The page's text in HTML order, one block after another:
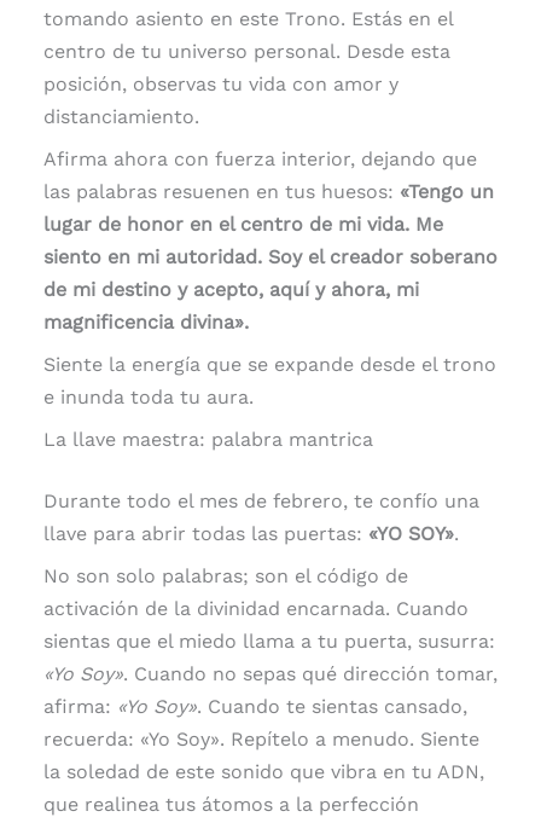
tomando asiento en este Trono. Estás en el
centro de tu universo personal. Desde esta
posición, observas tu vida con amor y
distanciamiento.
Afirma ahora con fuerza interior, dejando que
las palabras resuenen en tus huesos: «Tengo un
lugar de honor en el centro de mi vida. Me
siento en mi autoridad. Soy el creador soberano
de mi destino y acepto, aquí y ahora, mi
magnificencia divina».
Siente la energía que se expande desde el trono
e inunda toda tu aura.
La llave maestra: palabra mantrica
Durante todo el mes de febrero, te confío una
llave para abrir todas las puertas: «YO SOY».
No son solo palabras; son el código de
activación de la divinidad encarnada. Cuando
sientas que el miedo llama a tu puerta, susurra:
«Yo Soy». Cuando no sepas qué dirección tomar,
afirma: «Yo Soy». Cuando te sientas cansado,
recuerda: «Yo Soy». Repítelo a menudo. Siente
la soledad de este sonido que vibra en tu ADN,
que realinea tus átomos a la perfección